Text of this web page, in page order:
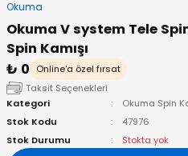
Okuma
Okuma V system Tele
Spin Kamışı
₺ 0
Online'a özel fırsat
Taksit Seçenekleri
Kategori
Okuma Spin
Stok Kodu
47976
Stok Durumu
Stokta yok
Kamışlar
& El Feneri